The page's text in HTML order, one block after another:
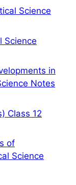
Science
Science
in
Notes
Class 12
of
Science